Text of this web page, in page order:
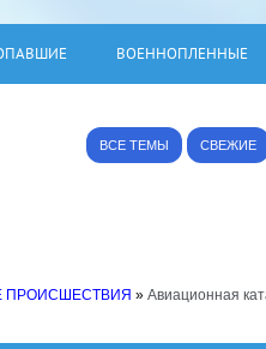
ВОЕННОПЛЕННЫЕ
ВСЕ ТЕМЫ СВЕЖИЕ
ПРОИСШЕСТВИЯ » Авиационная